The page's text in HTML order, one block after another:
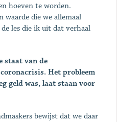
hoeven te worden.
waarde die we allemaal
les die ik uit dat verhaal
staat van de
Het probleem
geld was, laat staan voor
bewijst dat we daar